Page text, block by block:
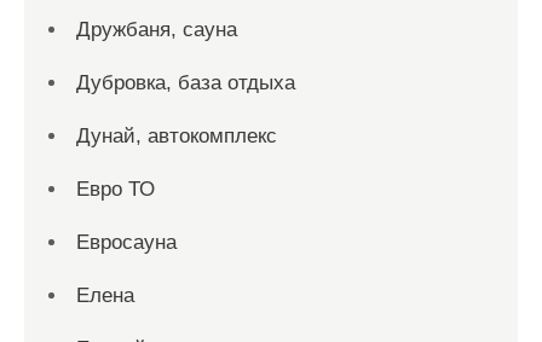
Дружбаня, сауна
Дубровка, база отдыха
Дунай, автокомплекс
Евро ТО
Евросауна
Елена